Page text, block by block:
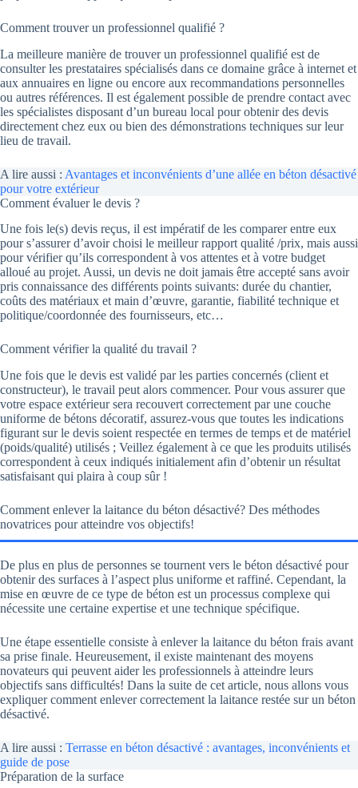
Comment trouver un professionnel qualifié ?
La meilleure manière de trouver un professionnel qualifié est de
consulter les prestataires spécialisés dans ce domaine grâce à internet et
aux annuaires en ligne ou encore aux recommandations personnelles
ou autres références. Il est également possible de prendre contact avec
les spécialistes disposant d’un bureau local pour obtenir des devis
directement chez eux ou bien des démonstrations techniques sur leur
lieu de travail.
A lire aussi : Avantages et inconvénients d’une allée en béton désactivé
pour votre extérieur
Comment évaluer le devis ?
Une fois le(s) devis reçus, il est impératif de les comparer entre eux
pour s’assurer d’avoir choisi le meilleur rapport qualité /prix, mais aussi
pour vérifier qu’ils correspondent à vos attentes et à votre budget
alloué au projet. Aussi, un devis ne doit jamais être accepté sans avoir
pris connaissance des différents points suivants: durée du chantier,
coûts des matériaux et main d’œuvre, garantie, fiabilité technique et
politique/coordonnée des fournisseurs, etc…
Comment vérifier la qualité du travail ?
Une fois que le devis est validé par les parties concernés (client et
constructeur), le travail peut alors commencer. Pour vous assurer que
votre espace extérieur sera recouvert correctement par une couche
uniforme de bétons décoratif, assurez-vous que toutes les indications
figurant sur le devis soient respectée en termes de temps et de matériel
(poids/qualité) utilisés ; Veillez également à ce que les produits utilisés
correspondent à ceux indiqués initialement afin d’obtenir un résultat
satisfaisant qui plaira à coup sûr !
Comment enlever la laitance du béton désactivé? Des méthodes
novatrices pour atteindre vos objectifs!
De plus en plus de personnes se tournent vers le béton désactivé pour
obtenir des surfaces à l’aspect plus uniforme et raffiné. Cependant, la
mise en œuvre de ce type de béton est un processus complexe qui
nécessite une certaine expertise et une technique spécifique.
Une étape essentielle consiste à enlever la laitance du béton frais avant
sa prise finale. Heureusement, il existe maintenant des moyens
novateurs qui peuvent aider les professionnels à atteindre leurs
objectifs sans difficultés! Dans la suite de cet article, nous allons vous
expliquer comment enlever correctement la laitance restée sur un béton
désactivé.
A lire aussi : Terrasse en béton désactivé : avantages, inconvénients et
guide de pose
Préparation de la surface